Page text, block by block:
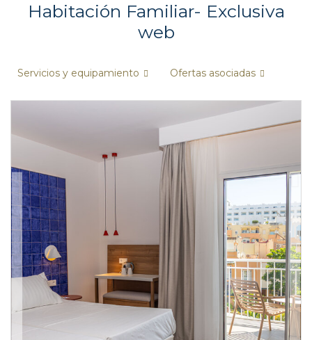
Habitación Familiar- Exclusiva
web
Servicios y equipamiento Ofertas asociadas